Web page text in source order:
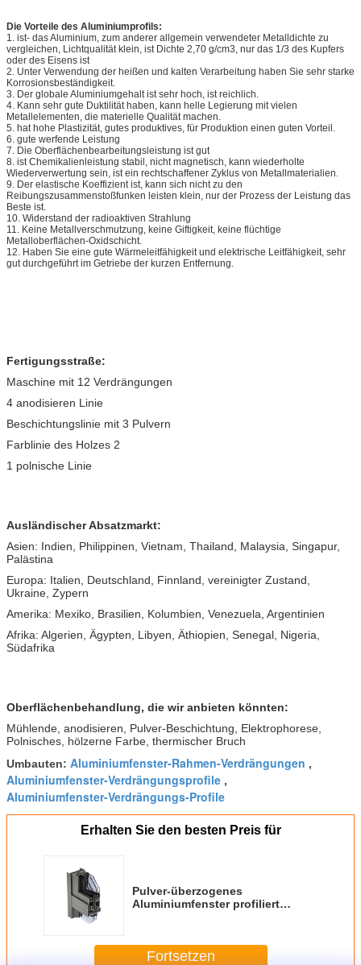
Die Vorteile des Aluminiumprofils:
1. ist- das Aluminium, zum anderer allgemein verwendeter Metalldichte zu
vergleichen, Lichtqualität klein, ist Dichte 2,70 g/cm3, nur das 1/3 des Kupfers
oder des Eisens ist
2. Unter Verwendung der heißen und kalten Verarbeitung haben Sie sehr starke
Korrosionsbeständigkeit.
3. Der globale Aluminiumgehalt ist sehr hoch, ist reichlich.
4. Kann sehr gute Duktilität haben, kann helle Legierung mit vielen
Metallelementen, die materielle Qualität machen.
5. hat hohe Plastizität, gutes produktives, für Produktion einen guten Vorteil.
6. gute werfende Leistung
7. Die Oberflächenbearbeitungsleistung ist gut
8. ist Chemikalienleistung stabil, nicht magnetisch, kann wiederholte
Wiederverwertung sein, ist ein rechtschaffener Zyklus von Metallmaterialien.
9. Der elastische Koeffizient ist, kann sich nicht zu den
Reibungszusammenstoßfunken leisten klein, nur der Prozess der Leistung das
Beste ist.
10. Widerstand der radioaktiven Strahlung
11. Keine Metallverschmutzung, keine Giftigkeit, keine flüchtige
Metalloberflächen-Oxidschicht.
12. Haben Sie eine gute Wärmeleitfähigkeit und elektrische Leitfähigkeit, sehr
gut durchgeführt im Getriebe der kurzen Entfernung.
Fertigungsstraße:
Maschine mit 12 Verdrängungen
4 anodisieren Linie
Beschichtungslinie mit 3 Pulvern
Farblinie des Holzes 2
1 polnische Linie
Ausländischer Absatzmarkt:
Asien: Indien, Philippinen, Vietnam, Thailand, Malaysia, Singapur,
Palästina
Europa: Italien, Deutschland, Finnland, vereinigter Zustand,
Ukraine, Zypern
Amerika: Mexiko, Brasilien, Kolumbien, Venezuela, Argentinien
Afrika: Algerien, Ägypten, Libyen, Äthiopien, Senegal, Nigeria,
Südafrika
Oberflächenbehandlung, die wir anbieten könnten:
Mühlende, anodisieren, Pulver-Beschichtung, Elektrophorese,
Polnisches, hölzerne Farbe, thermischer Bruch
Umbauten: Aluminiumfenster-Rahmen-Verdrängungen ,
Aluminiumfenster-Verdrängungsprofile ,
Aluminiumfenster-Verdrängungs-Profile
Erhalten Sie den besten Preis für
Pulver-überzogenes
Aluminiumfenster profiliert
Fortsetzen